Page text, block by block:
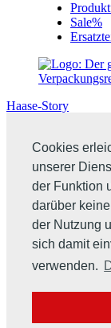
Cookies
unserer
der Funktion
darüber
der Nutzung
sich damit
verwenden.
Sale%
Haase-Story